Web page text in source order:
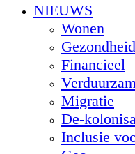
NIEUWS
Wonen
Financieel
Migratie
De-
Inclusie